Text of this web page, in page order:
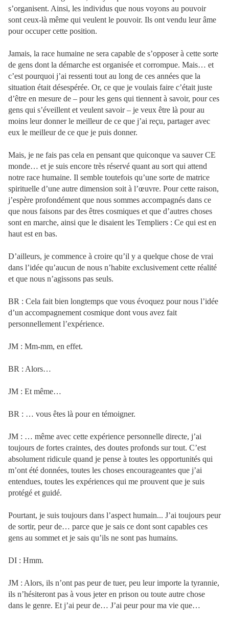
s’organisent. Ainsi, les individus que nous voyons au pouvoir
sont ceux-là même qui veulent le pouvoir. Ils ont vendu leur âme
pour occuper cette position.
Jamais, la race humaine ne sera capable de s’opposer à cette sorte
de gens dont la démarche est organisée et corrompue. Mais… et
c’est pourquoi j’ai ressenti tout au long de ces années que la
situation était désespérée. Or, ce que je voulais faire c’était juste
d’être en mesure de – pour les gens qui tiennent à savoir, pour ces
gens qui s’éveillent et veulent savoir – je veux être là pour au
moins leur donner le meilleur de ce que j’ai reçu, partager avec
eux le meilleur de ce que je puis donner.
Mais, je ne fais pas cela en pensant que quiconque va sauver CE
monde… et je suis encore très réservé quant au sort qui attend
notre race humaine. Il semble toutefois qu’une sorte de matrice
spirituelle d’une autre dimension soit à l’œuvre. Pour cette raison,
j’espère profondément que nous sommes accompagnés dans ce
que nous faisons par des êtres cosmiques et que d’autres choses
sont en marche, ainsi que le disaient les Templiers : Ce qui est en
haut est en bas.
D’ailleurs, je commence à croire qu’il y a quelque chose de vrai
dans l’idée qu’aucun de nous n’habite exclusivement cette réalité
et que nous n’agissons pas seuls.
BR : Cela fait bien longtemps que vous évoquez pour nous l’idée
d’un accompagnement cosmique dont vous avez fait
personnellement l’expérience.
JM : Mm-mm, en effet.
BR : Alors…
JM : Et même…
BR : … vous êtes là pour en témoigner.
JM : … même avec cette expérience personnelle directe, j’ai
toujours de fortes craintes, des doutes profonds sur tout. C’est
absolument ridicule quand je pense à toutes les opportunités qui
m’ont été données, toutes les choses encourageantes que j’ai
entendues, toutes les expériences qui me prouvent que je suis
protégé et guidé.
Pourtant, je suis toujours dans l’aspect humain... J’ai toujours peur
de sortir, peur de… parce que je sais ce dont sont capables ces
gens au sommet et je sais qu’ils ne sont pas humains.
DI : Hmm.
JM : Alors, ils n’ont pas peur de tuer, peu leur importe la tyrannie,
ils n’hésiteront pas à vous jeter en prison ou toute autre chose
dans le genre. Et j’ai peur de… J’ai peur pour ma vie que…